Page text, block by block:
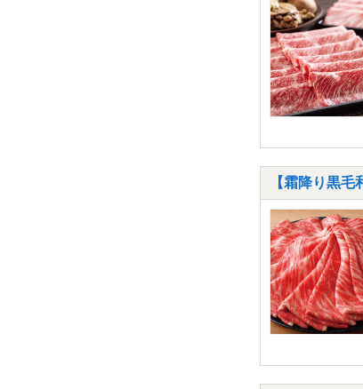
【霜降り黒毛